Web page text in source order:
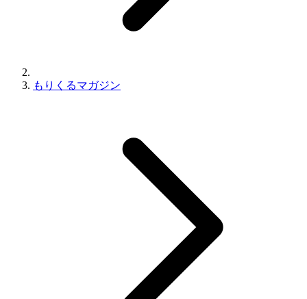
もりくるマガジン